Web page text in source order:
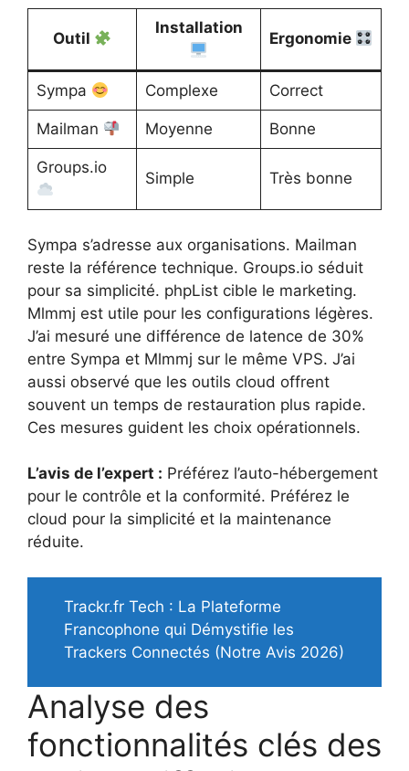
Outil
Installation
Ergonomie
Sympa Complexe Correct
Mailman Moyenne Bonne
Groups.io
Simple Très bonne
Sympa s’adresse aux organisations. Mailman
reste la référence technique. Groups.io séduit
pour sa simplicité. phpList cible le marketing.
Mlmmj est utile pour les configurations légères.
J’ai mesuré une différence de latence de 30%
entre Sympa et Mlmmj sur le même VPS. J’ai
aussi observé que les outils cloud offrent
souvent un temps de restauration plus rapide.
Ces mesures guident les choix opérationnels.
L’avis de l’expert : Préférez l’auto-hébergement
pour le contrôle et la conformité. Préférez le
cloud pour la simplicité et la maintenance
réduite.
Trackr.fr Tech : La Plateforme
Francophone qui Démystifie les
Trackers Connectés (Notre Avis 2026)
Analyse des
fonctionnalités clés des